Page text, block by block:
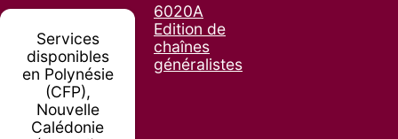
Services
disponibles
en Polynésie
(CFP),
Nouvelle
Calédonie
6020A
Edition de
chaînes
généralistes